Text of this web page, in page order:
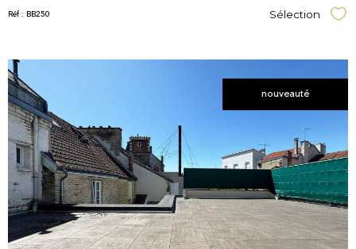
Réf : BB250 Sélection
nouveauté
voir le
bien